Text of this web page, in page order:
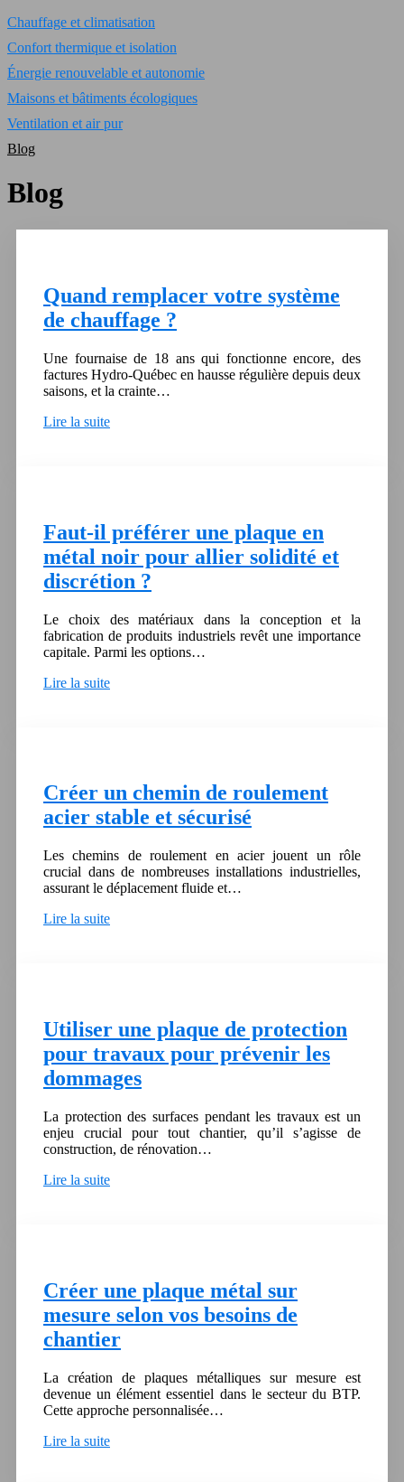
Chauffage et climatisation
Confort thermique et isolation
Énergie renouvelable et autonomie
Maisons et bâtiments écologiques
Ventilation et air pur
Blog
Blog
Quand remplacer votre système
de chauffage ?
Une fournaise de 18 ans qui fonctionne encore, des
factures Hydro-Québec en hausse régulière depuis deux
saisons, et la crainte…
Lire la suite
Faut-il préférer une plaque en
métal noir pour allier solidité et
discrétion ?
Le choix des matériaux dans la conception et la
fabrication de produits industriels revêt une importance
capitale. Parmi les options…
Lire la suite
Créer un chemin de roulement
acier stable et sécurisé
Les chemins de roulement en acier jouent un rôle
crucial dans de nombreuses installations industrielles,
assurant le déplacement fluide et…
Lire la suite
Utiliser une plaque de protection
pour travaux pour prévenir les
dommages
La protection des surfaces pendant les travaux est un
enjeu crucial pour tout chantier, qu’il s’agisse de
construction, de rénovation…
Lire la suite
Créer une plaque métal sur
mesure selon vos besoins de
chantier
La création de plaques métalliques sur mesure est
devenue un élément essentiel dans le secteur du BTP.
Cette approche personnalisée…
Lire la suite